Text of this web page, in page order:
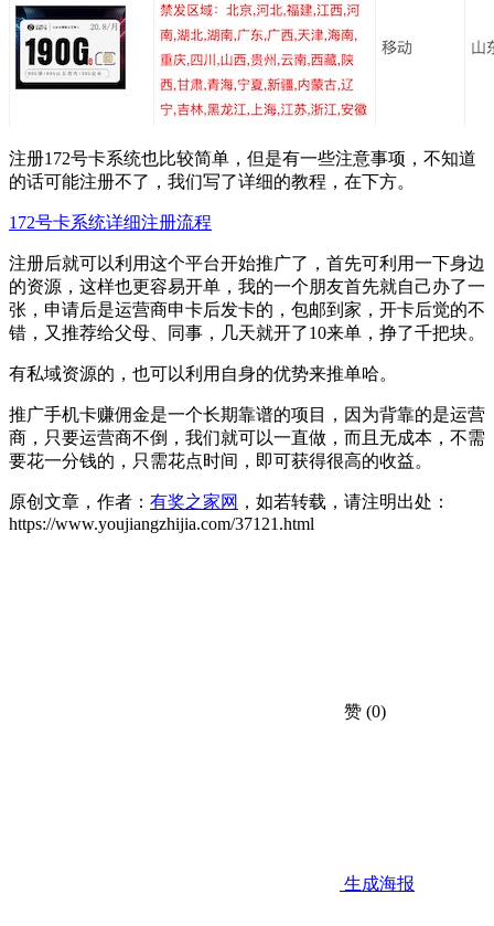
注册172号卡系统也比较简单，但是有一些注意事项，不知道
的话可能注册不了，我们写了详细的教程，在下方。
172号卡系统详细注册流程
注册后就可以利用这个平台开始推广了，首先可利用一下身边
的资源，这样也更容易开单，我的一个朋友首先就自己办了一
张，申请后是运营商申卡后发卡的，包邮到家，开卡后觉的不
错，又推荐给父母、同事，几天就开了10来单，挣了千把块。
有私域资源的，也可以利用自身的优势来推单哈。
推广手机卡赚佣金是一个长期靠谱的项目，因为背靠的是运营
商，只要运营商不倒，我们就可以一直做，而且无成本，不需
要花一分钱的，只需花点时间，即可获得很高的收益。
原创文章，作者： 有奖之家网 ，如若转载，请注明出处：
https://www.youjiangzhijia.com/37121.html
赞 (0)
生成海报